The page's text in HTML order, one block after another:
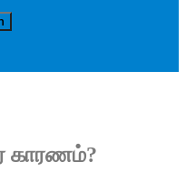
காரணம்?